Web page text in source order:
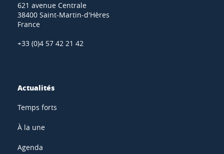
621 avenue Centrale
38400 Saint-Martin-d'Hères
France
+33 (0)4 57 42 21 42
Actualités
Temps forts
À la une
Agenda